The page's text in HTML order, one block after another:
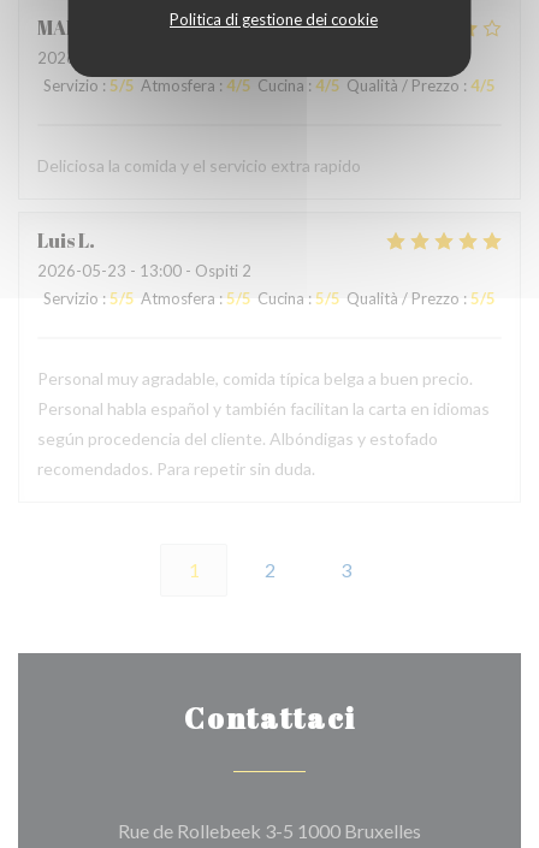
Politica di gestione dei cookie
MARCELA
2026-05-24
Servizio : 5/5 Atmosfera : 4/5 Cucina : 4/5 Qualità / Prezzo : 4/5
Deliciosa la comida y el servicio extra rapido
LuisL
2026-05-23 - 13:00 - Ospiti 2
Servizio :5/5 Atmosfera :5/5 Cucina :5/5 Qualità / Prezzo :5/5
Personal muy agradable, comida típica belga a buen precio.
Personal habla español y también facilitan la carta en idiomas
según procedencia del cliente. Albóndigas y estofado
recomendados. Para repetir sin duda.
1 2 3
Contattaci
Rue de Rollebeek 3-5 1000 Bruxelles